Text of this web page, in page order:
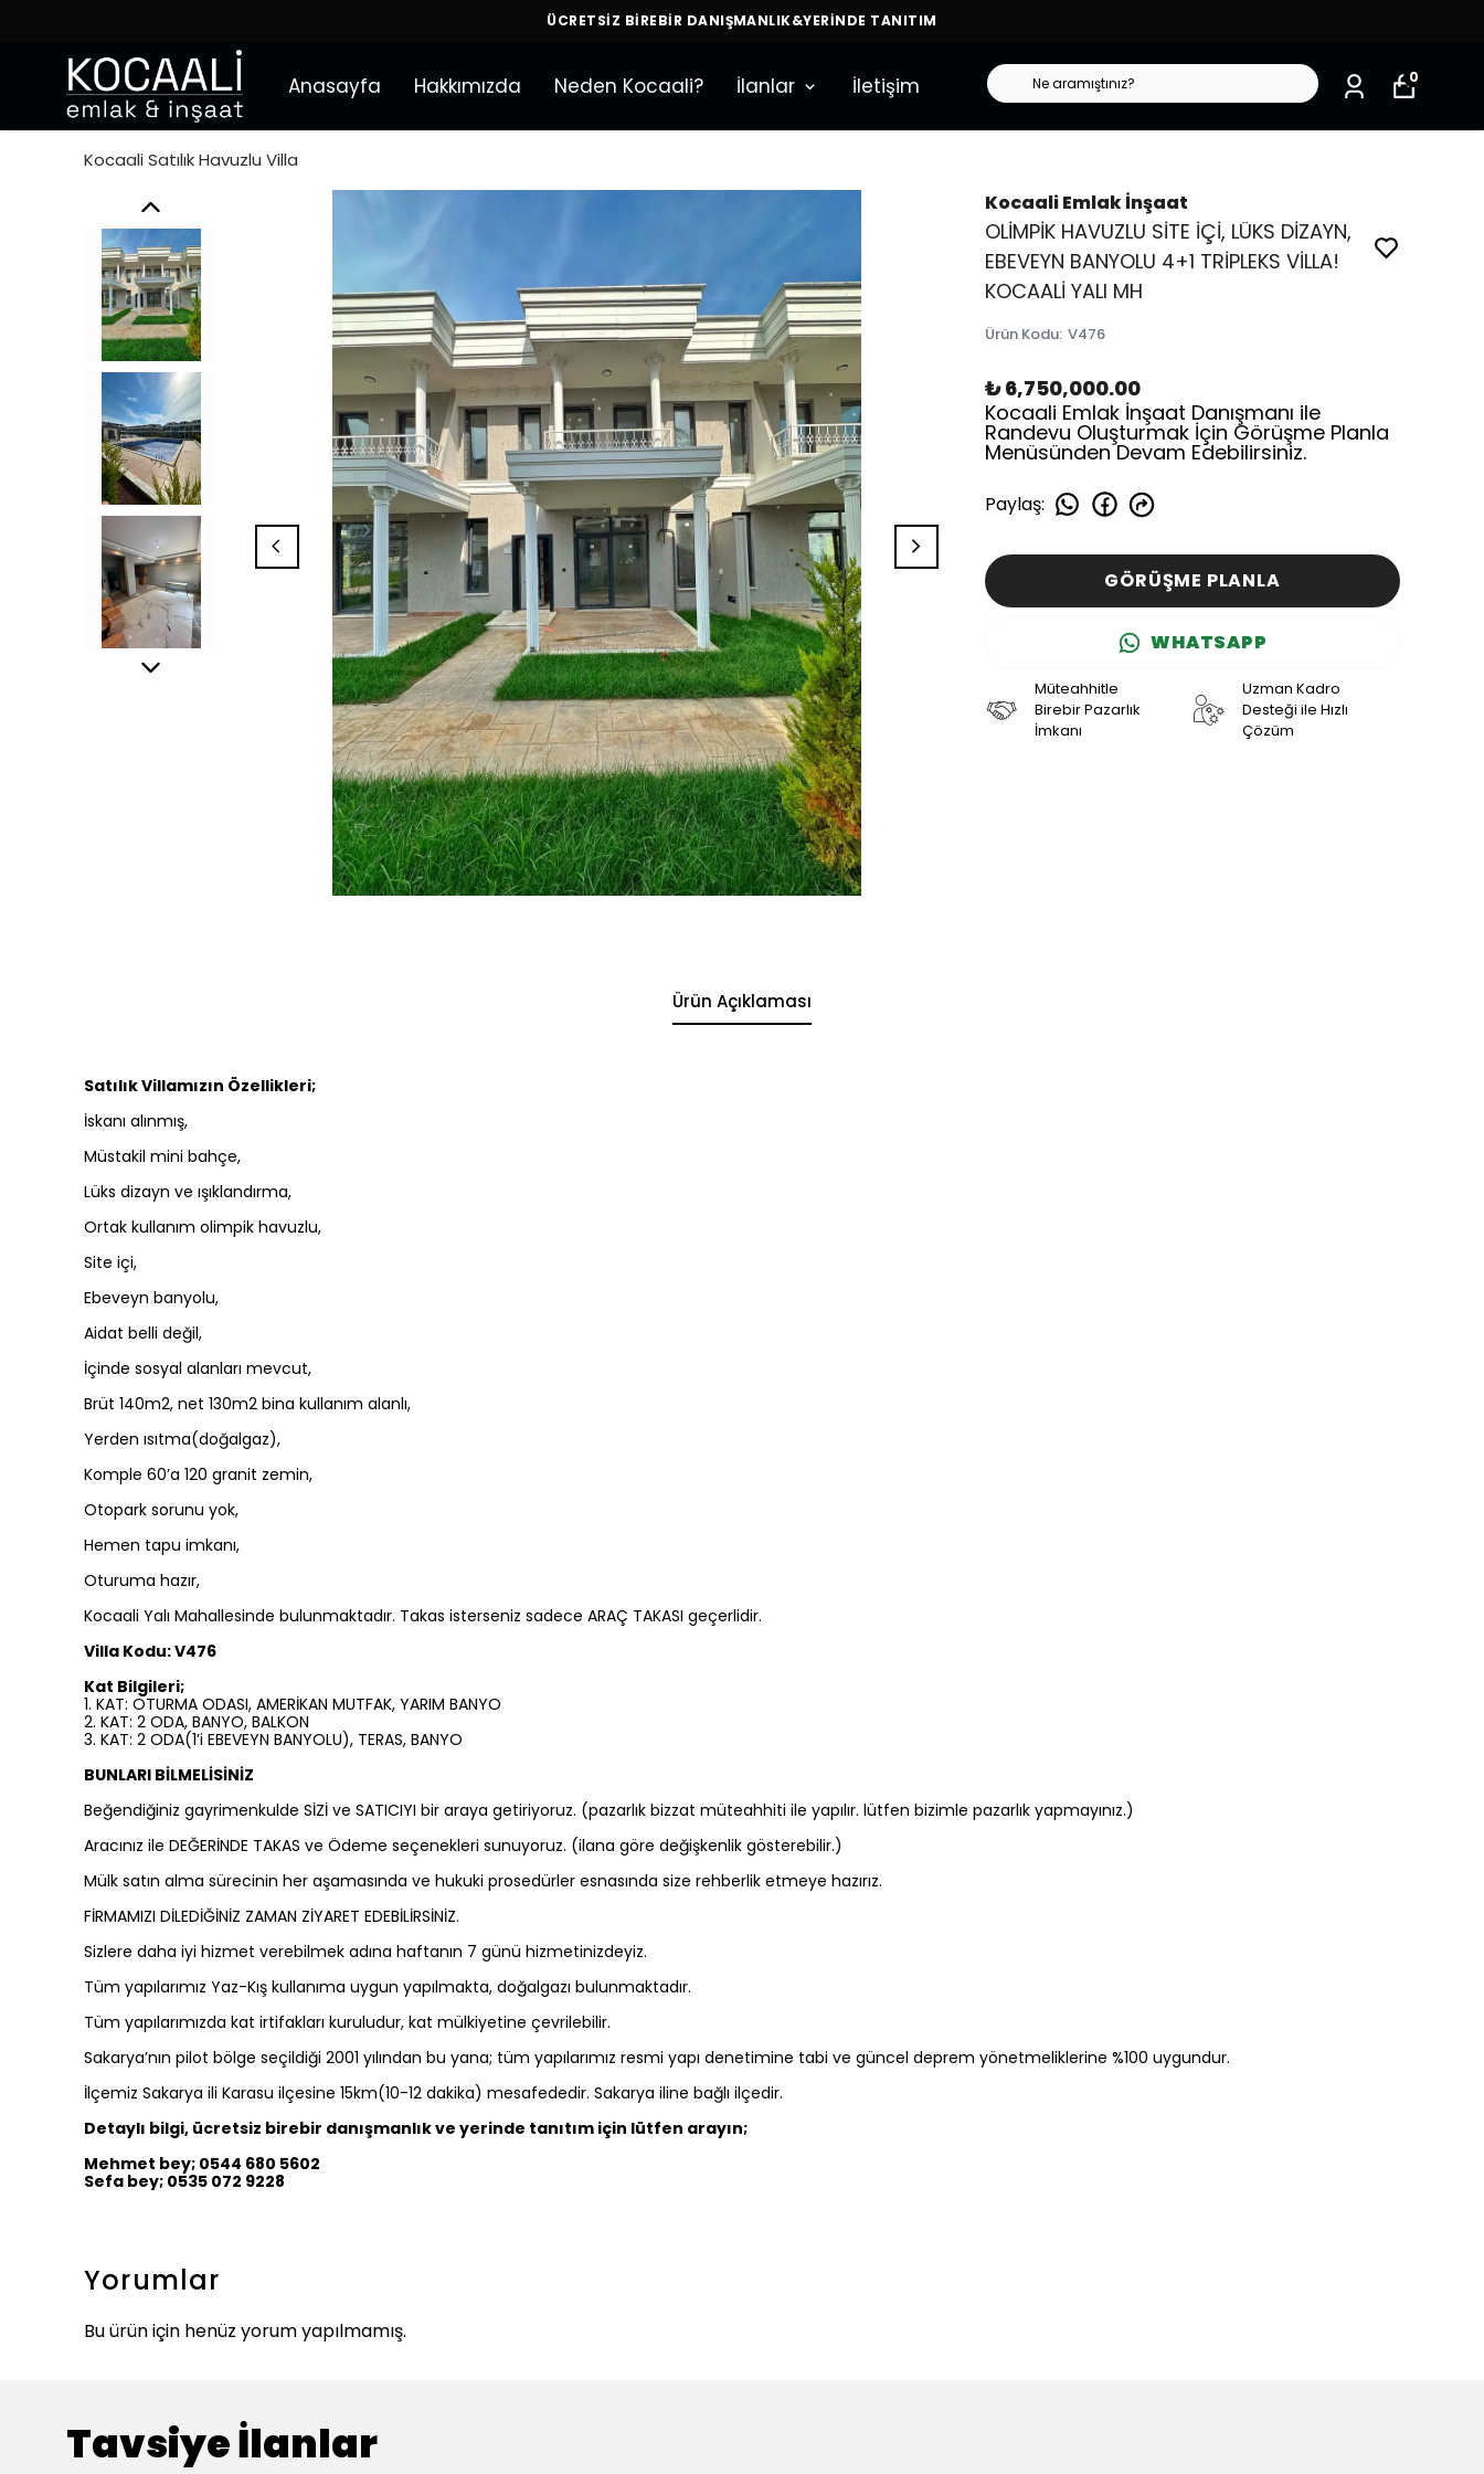
ÜCRETSİZ BİREBİR DANIŞMANLIK&YERİNDE TANITIM
Anasayfa Hakkımızda Neden Kocaali? İlanlar İletişim 0
Kocaali Satılık Havuzlu Villa
Kocaali Emlak İnşaat
OLİMPİK HAVUZLU SİTE İÇİ, LÜKS DİZAYN,
EBEVEYN BANYOLU 4+1 TRİPLEKS VİLLA!
KOCAALİ YALI MH
Ürün Kodu: V476
₺ 6,750,000.00
Kocaali Emlak İnşaat Danışmanı ile
Randevu Oluşturmak İçin Görüşme Planla
Menüsünden Devam Edebilirsiniz.
Paylaş:
GÖRÜŞME PLANLA
WHATSAPP
Müteahhitle
Birebir Pazarlık
İmkanı
Uzman Kadro
Desteği ile Hızlı
Çözüm
Ürün Açıklaması
Satılık Villamızın Özellikleri;
İskanı alınmış,
Müstakil mini bahçe,
Lüks dizayn ve ışıklandırma,
Ortak kullanım olimpik havuzlu,
Site içi,
Ebeveyn banyolu,
Aidat belli değil,
İçinde sosyal alanları mevcut,
Brüt 140m2, net 130m2 bina kullanım alanlı,
Yerden ısıtma(doğalgaz),
Komple 60’a 120 granit zemin,
Otopark sorunu yok,
Hemen tapu imkanı,
Oturuma hazır,
Kocaali Yalı Mahallesinde bulunmaktadır. Takas isterseniz sadece ARAÇ TAKASI geçerlidir.
Villa Kodu: V476
Kat Bilgileri;
1. KAT: OTURMA ODASI, AMERİKAN MUTFAK, YARIM BANYO
2. KAT: 2 ODA, BANYO, BALKON
3. KAT: 2 ODA(1’i EBEVEYN BANYOLU), TERAS, BANYO
BUNLARI BİLMELİSİNİZ
Beğendiğiniz gayrimenkulde SİZİ ve SATICIYI bir araya getiriyoruz. (pazarlık bizzat müteahhiti ile yapılır. lütfen bizimle pazarlık yapmayınız.)
Aracınız ile DEĞERİNDE TAKAS ve Ödeme seçenekleri sunuyoruz. (ilana göre değişkenlik gösterebilir.)
Mülk satın alma sürecinin her aşamasında ve hukuki prosedürler esnasında size rehberlik etmeye hazırız.
FİRMAMIZI DİLEDİĞİNİZ ZAMAN ZİYARET EDEBİLİRSİNİZ.
Sizlere daha iyi hizmet verebilmek adına haftanın 7 günü hizmetinizdeyiz.
Tüm yapılarımız Yaz-Kış kullanıma uygun yapılmakta, doğalgazı bulunmaktadır.
Tüm yapılarımızda kat irtifakları kuruludur, kat mülkiyetine çevrilebilir.
Sakarya’nın pilot bölge seçildiği 2001 yılından bu yana; tüm yapılarımız resmi yapı denetimine tabi ve güncel deprem yönetmeliklerine %100 uygundur.
İlçemiz Sakarya ili Karasu ilçesine 15km(10-12 dakika) mesafededir. Sakarya iline bağlı ilçedir.
Detaylı bilgi, ücretsiz birebir danışmanlık ve yerinde tanıtım için lütfen arayın;
Mehmet bey; 0544 680 5602
Sefa bey; 0535 072 9228
Yorumlar
Bu ürün için henüz yorum yapılmamış.
Tavsiye İlanlar